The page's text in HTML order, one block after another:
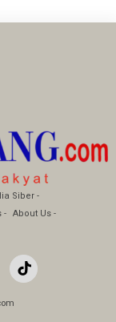
Siber
About Us